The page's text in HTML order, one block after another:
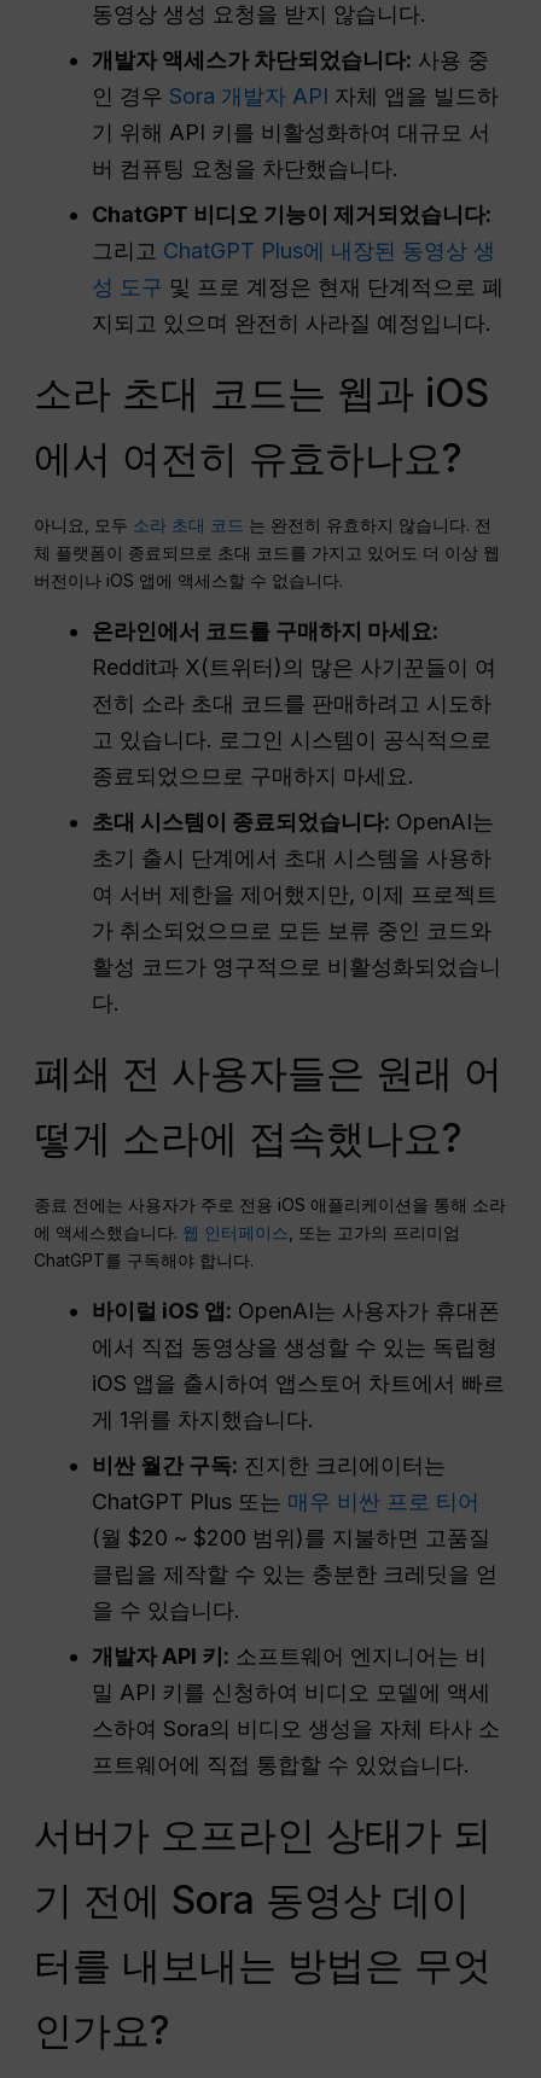
동영상 생성 요청을 받지 않습니다.
개발자 액세스가 차단되었습니다: 사용 중
인 경우 Sora 개발자 API 자체 앱을 빌드하
기 위해 API 키를 비활성화하여 대규모 서
버 컴퓨팅 요청을 차단했습니다.
ChatGPT 비디오 기능이 제거되었습니다:
그리고 ChatGPT Plus에 내장된 동영상 생
성 도구 및 프로 계정은 현재 단계적으로 폐
지되고 있으며 완전히 사라질 예정입니다.
소라 초대 코드는 웹과 iOS
에서 여전히 유효하나요?
아니요, 모두 소라 초대 코드 는 완전히 유효하지 않습니다. 전
체 플랫폼이 종료되므로 초대 코드를 가지고 있어도 더 이상 웹
버전이나 iOS 앱에 액세스할 수 없습니다.
온라인에서 코드를 구매하지 마세요:
Reddit과 X(트위터)의 많은 사기꾼들이 여
전히 소라 초대 코드를 판매하려고 시도하
고 있습니다. 로그인 시스템이 공식적으로
종료되었으므로 구매하지 마세요.
초대 시스템이 종료되었습니다: OpenAI는
초기 출시 단계에서 초대 시스템을 사용하
여 서버 제한을 제어했지만, 이제 프로젝트
가 취소되었으므로 모든 보류 중인 코드와
활성 코드가 영구적으로 비활성화되었습니
다.
폐쇄 전 사용자들은 원래 어
떻게 소라에 접속했나요?
종료 전에는 사용자가 주로 전용 iOS 애플리케이션을 통해 소라
에 액세스했습니다. 웹 인터페이스, 또는 고가의 프리미엄
ChatGPT를 구독해야 합니다.
바이럴 iOS 앱: OpenAI는 사용자가 휴대폰
에서 직접 동영상을 생성할 수 있는 독립형
iOS 앱을 출시하여 앱스토어 차트에서 빠르
게 1위를 차지했습니다.
비싼 월간 구독: 진지한 크리에이터는
ChatGPT Plus 또는 매우 비싼 프로 티어
(월 $20 ~ $200 범위)를 지불하면 고품질
클립을 제작할 수 있는 충분한 크레딧을 얻
을 수 있습니다.
개발자 API 키: 소프트웨어 엔지니어는 비
밀 API 키를 신청하여 비디오 모델에 액세
스하여 Sora의 비디오 생성을 자체 타사 소
프트웨어에 직접 통합할 수 있었습니다.
서버가 오프라인 상태가 되
기 전에 Sora 동영상 데이
터를 내보내는 방법은 무엇
인가요?